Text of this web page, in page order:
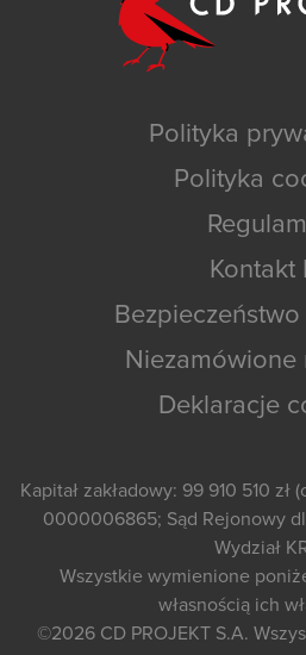
Polityka
Polityka
Kontakt
Niezamówione
Deklaracje
Kapitał zakładowy: 99 910 510 zł
0000006865; Sąd Rejonowy
Wydział
Wszystkie wymienione
własnością ich
©2026 CD PROJEKT S.A.